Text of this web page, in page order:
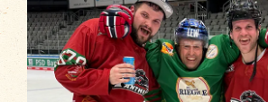
Events
FCA Gewinnspiel